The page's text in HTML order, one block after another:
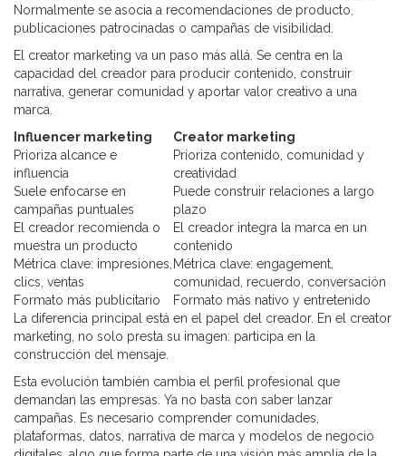
Normalmente se asocia a recomendaciones de producto,
publicaciones patrocinadas o campañas de visibilidad.
El creator marketing va un paso más allá. Se centra en la
capacidad del creador para producir contenido, construir
narrativa, generar comunidad y aportar valor creativo a una
marca.
Influencer marketing
Creator marketing
Prioriza alcance e
influencia
Prioriza contenido, comunidad y
creatividad
Suele enfocarse en
campañas puntuales
Puede construir relaciones a largo
plazo
El creador recomienda o
muestra un producto
El creador integra la marca en un
contenido
Métrica clave: impresiones,
clics, ventas
Métrica clave: engagement,
comunidad, recuerdo, conversación
Formato más publicitario
Formato más nativo y entretenido
La diferencia principal está en el papel del creador. En el creator
marketing, no solo presta su imagen: participa en la
construcción del mensaje.
Esta evolución también cambia el perfil profesional que
demandan las empresas. Ya no basta con saber lanzar
campañas. Es necesario comprender comunidades,
plataformas, datos, narrativa de marca y modelos de negocio